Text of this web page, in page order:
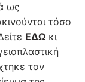
ως
τόσο
ΕΔΩκι
τον